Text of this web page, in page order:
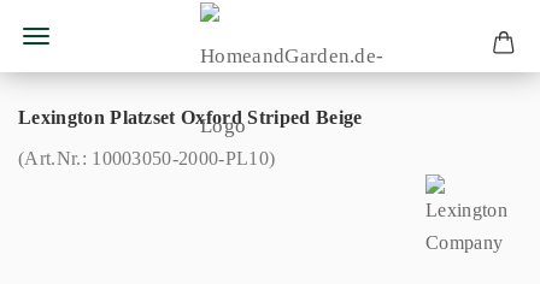
Lexington Platzset Oxford Striped Beige
(Art.Nr.: 10003050-2000-PL10)